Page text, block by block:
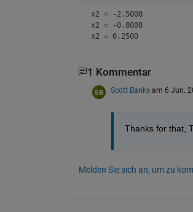
x2 = -2.5000
x2 = -0.8000
x2 = 0.2500
1 Kommentar
Scott Banks am 6 Jun.
Thanks for that,
Melden Sie sich an, um zu